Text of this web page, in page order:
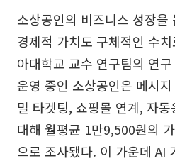
소상공인의 비즈니스 성장을
경제적 가치도 구체적인 수
아대학교 교수 연구팀의 연
운영 중인 소상공인은 메시
밀 타겟팅, 쇼핑몰 연계, 자
대해 월평균 1만9,500원의
으로 조사됐다. 이 가운데 AI